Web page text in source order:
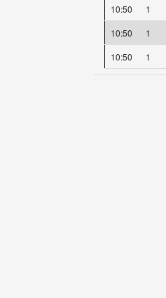
10:50 1
10:50
1
10:50
1